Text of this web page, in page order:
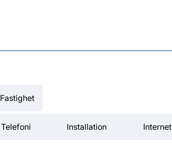
Fastighet
Telefoni Installation Internet